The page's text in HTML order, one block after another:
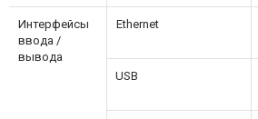
Интерфейсы
ввода /
вывода
Ethernet
USB